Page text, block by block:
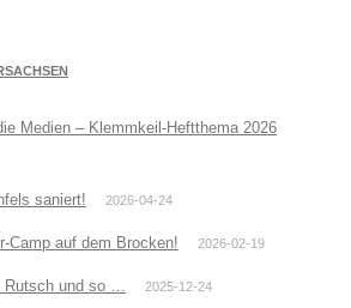
Medien – Klemmkeil-Heftthema 2026
saniert! 2026-04-24
Camp auf dem Brocken! 2026-02-19
und so … 2025-12-24